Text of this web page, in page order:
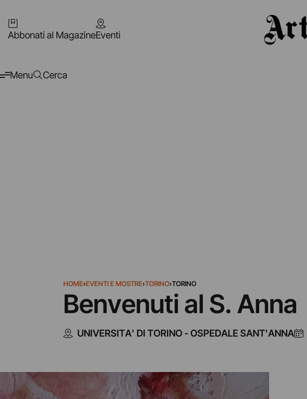
Abbonati al MagazineEventi
Menu Cerca
HOME›EVENTI E MOSTRE›TORINO›TORINO
Benvenuti al S. Anna
UNIVERSITA' DI TORINO - OSPEDALE SANT'ANNA